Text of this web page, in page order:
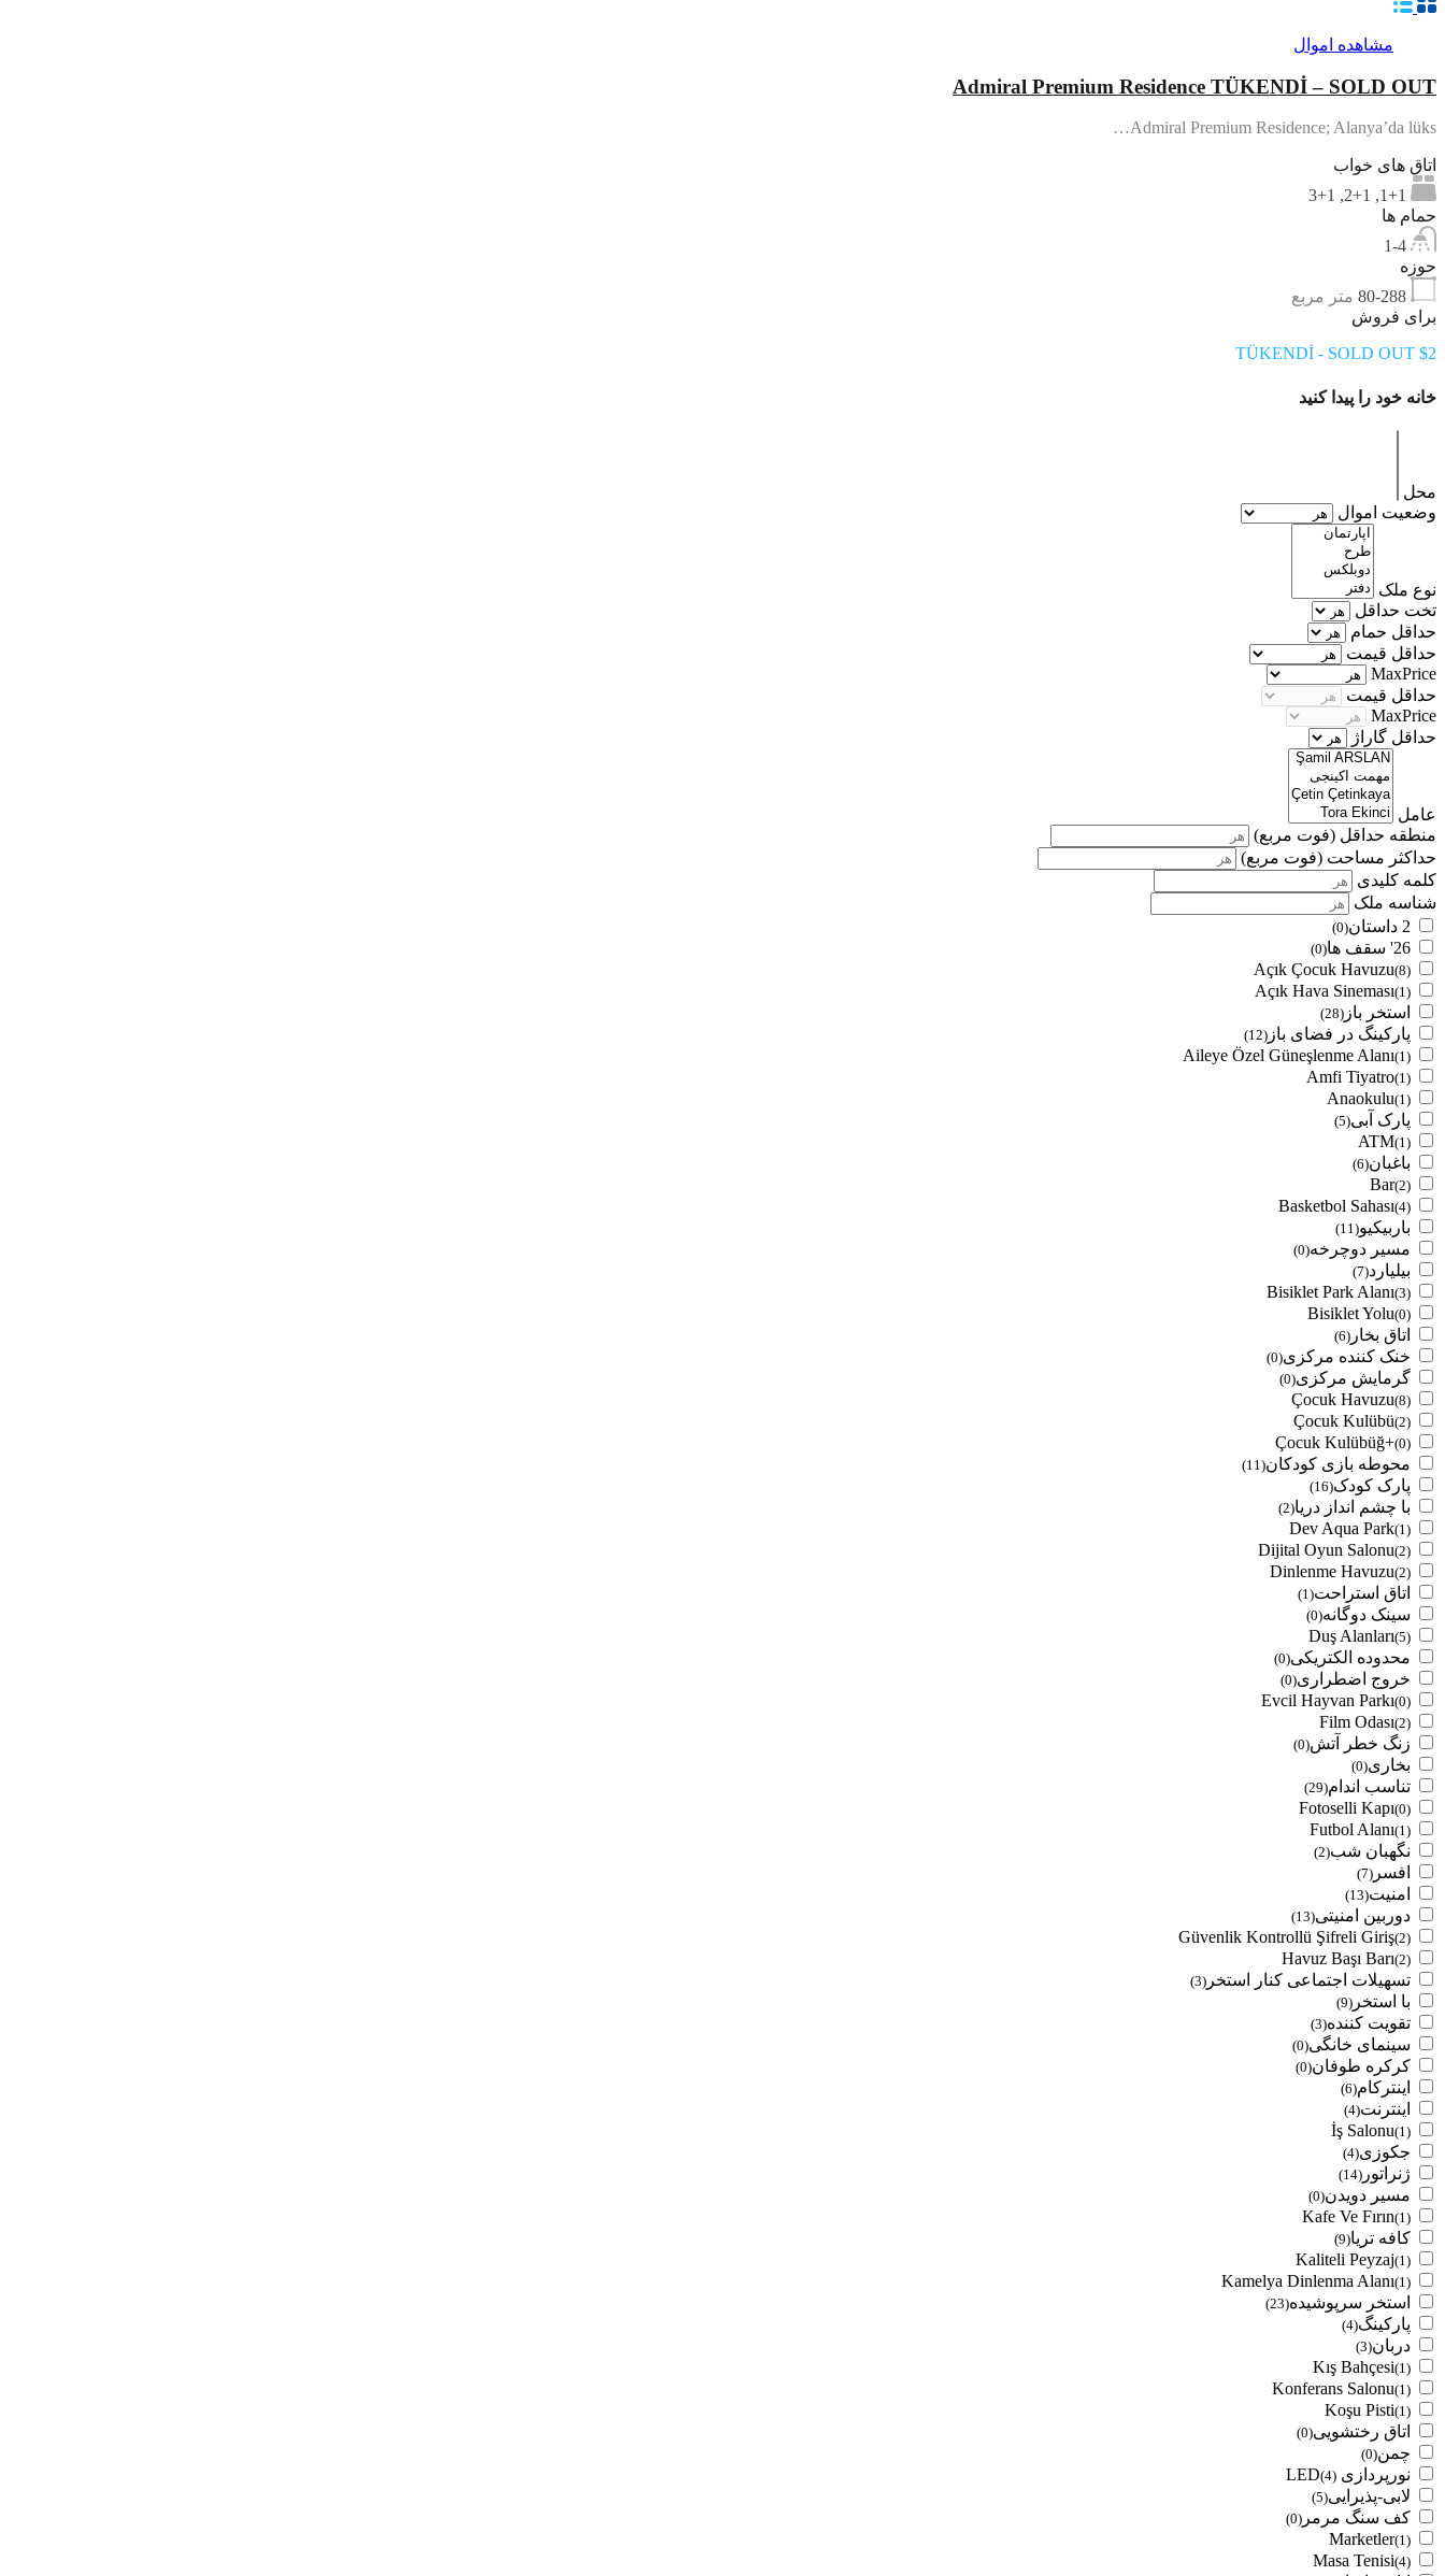
مشاهده اموال
Admiral Premium Residence TÜKENDİ – SOLD OUT
Admiral Premium Residence; Alanya’da lüks…
اتاق های خواب
1+1, 2+1, 3+1
حمام ها
1-4
حوزه
80-288 متر مربع
برای فروش
TÜKENDİ - SOLD OUT $2
خانه خود را پیدا کنید
محل
وضعیت اموال
نوع ملک
تخت حداقل
حداقل حمام
حداقل قیمت
MaxPrice
حداقل قیمت
MaxPrice
حداقل گاراژ
عامل
منطقه حداقل (فوت مربع)
حداکثر مساحت (فوت مربع)
کلمه کلیدی
شناسه ملک
2 داستان
(0)
26' سقف ها (0)
Açık Çocuk Havuzu(8)
Açık Hava Sineması(1)
استخر باز (28)
پارکینگ در فضای باز (12)
Aileye Özel Güneşlenme Alanı(1)
Amfi Tiyatro(1)
Anaokulu(1)
پارک آبی(5)
ATM(1)
باغبان(6)
Bar(2)
Basketbol Sahası(4)
باربیکیو(11)
مسیر دوچرخه(0)
بیلیارد(7)
Bisiklet Park Alanı(3)
Bisiklet Yolu(0)
اتاق بخار (6)
خنک کننده مرکزی(0)
گرمایش مرکزی(0)
Çocuk Havuzu(8)
Çocuk Kulübü(2)
Çocuk Kulübüğ+(0)
محوطه بازی کودکان(11)
پارک کودک(16)
با چشم انداز دریا(2)
Dev Aqua Park(1)
Dijital Oyun Salonu(2)
Dinlenme Havuzu(2)
اتاق استراحت(1)
سینک دوگانه(0)
Duş Alanları(5)
محدوده الکتریکی(0)
خروج اضطراری(0)
Evcil Hayvan Parkı(0)
Film Odası(2)
زنگ خطر آتش(0)
بخاری(0)
تناسب اندام(29)
Fotoselli Kapı(0)
Futbol Alanı(1)
نگهبان شب(2)
افسر (7)
امنیت(13)
دوربین امنیتی(13)
Güvenlik Kontrollü Şifreli Giriş(2)
Havuz Başı Barı(2)
تسهیلات اجتماعی کنار استخر (3)
با استخر (9)
تقویت کننده(3)
سینمای خانگی(0)
کرکره طوفان(0)
اینترکام(6)
اینترنت(4)
İş Salonu(1)
جکوزی(4)
ژنراتور (14)
مسیر دویدن(0)
Kafe Ve Fırın(1)
کافه تریا(9)
Kaliteli Peyzaj(1)
Kamelya Dinlenma Alanı(1)
استخر سرپوشیده(23)
پارکینگ(4)
دربان(3)
Kış Bahçesi(1)
Konferans Salonu(1)
Koşu Pisti(1)
اتاق رختشویی(0)
چمن(0)
نورپردازی LED (4)
لابی-پذیرایی(5)
کف سنگ مرمر (0)
Marketler(1)
Masa Tenisi(4)